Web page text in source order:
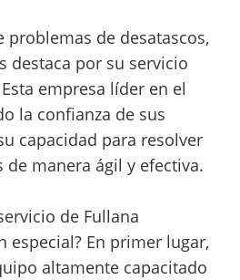
problemas de desatascos,
destaca por su servicio
empresa líder en el
la confianza de sus
capacidad para resolver
manera ágil y efectiva.
de Fullana
especial? En primer lugar,
altamente capacitado